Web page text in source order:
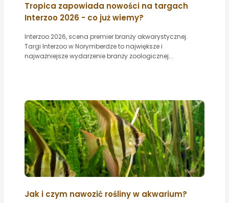
Tropica zapowiada nowości na targach
Interzoo 2026 - co już wiemy?
Interzoo 2026, scena premier branży akwarystycznej.
Targi Interzoo w Norymberdze to największe i
najważniejsze wydarzenie branży zoologicznej...
Jak i czym nawozić rośliny w akwarium?